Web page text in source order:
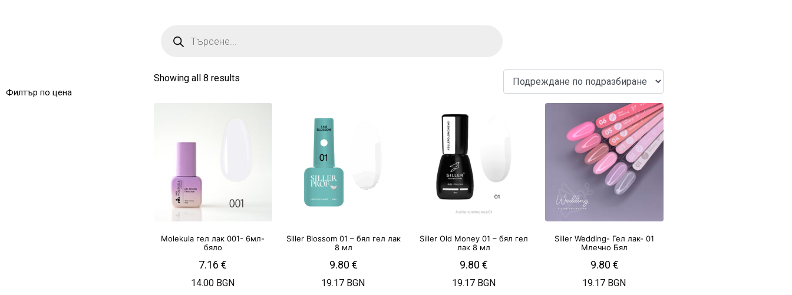
Филтър по цена
Showing all 8 results
Molekula гел лак 001- 6мл-
бяло
7.16€
14.00 BGN
Siller Blossom 01 – бял гел лак
8 мл
9.80 €
19.17 BGN
Siller Old Money 01 – бял гел
лак 8 мл
9.80€
19.17 BGN
Siller Wedding- Гел лак- 01
Млечно Бял
9.80 €
19.17 BGN